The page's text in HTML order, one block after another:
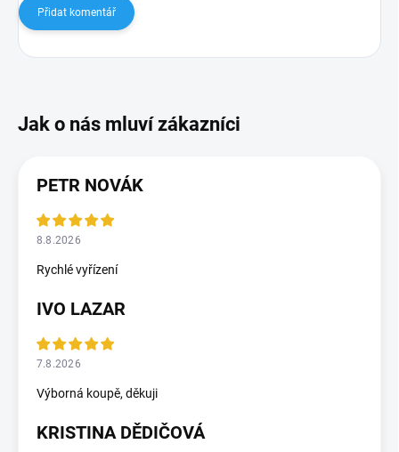
Přidat komentář
PETR NOVÁK
8.8.2026
Rychlé vyřízení
IVO LAZAR
7.8.2026
Výborná koupě, děkuji
KRISTINA DĚDIČOVÁ